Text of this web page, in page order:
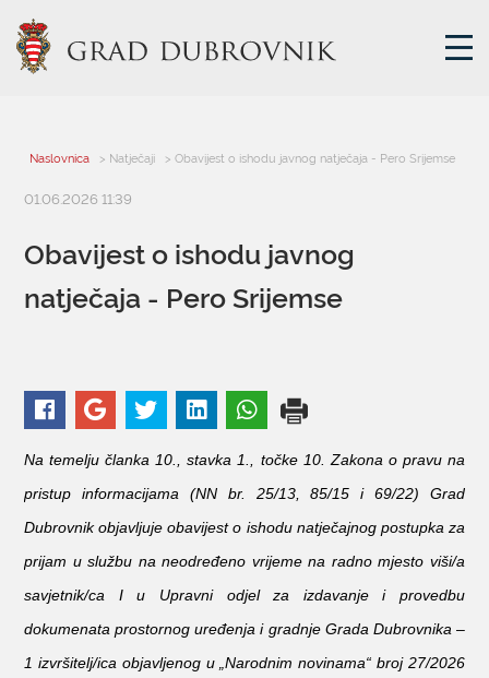
GRADSKO VIJEĆE
UPRAVNA TIJELA
MJESNA SAMOUPRAVA
KONTAKTI
Naslovnica > Natječaji > Obavijest o ishodu javnog natječaja - Pero Srijemse
01.06.2026 11:39
Obavijest o ishodu javnog
natječaja - Pero Srijemse
Na temelju članka 10., stavka 1., točke 10. Zakona o pravu na
pristup informacijama (NN br. 25/13, 85/15 i 69/22) Grad
Dubrovnik objavljuje obavijest o ishodu natječajnog postupka za
prijam u službu na neodređeno vrijeme na radno mjesto viši/a
savjetnik/ca I u Upravni odjel za izdavanje i provedbu
dokumenata prostornog uređenja i gradnje Grada Dubrovnika –
1 izvršitelj/ica objavljenog u „Narodnim novinama“ broj 27/2026